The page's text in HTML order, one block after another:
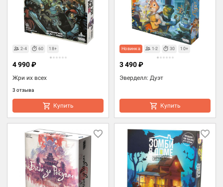
2-4 60 18+
Жри их всех
3 отзыва
4 990 ₽
Купить
Новинка 1-2 30 10+
Эверделл: Дуэт
3 490 ₽
Купить